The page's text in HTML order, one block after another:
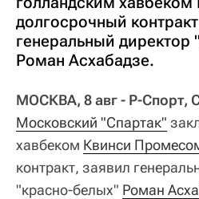
долгосрочный
генеральный директор
Роман Асхабадзе.
МОСКВА, 8 авг - Р-Спорт,
Московский "Спартак"
хавбеком Квинси
контракт, заявил
"красно-белых" Роман